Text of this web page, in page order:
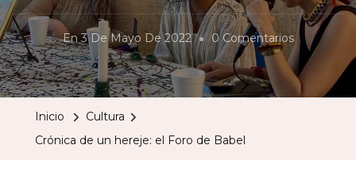
En 3 De Mayo De 2022 0 ComentariosEn
Crónica
De
Inicio
Cultura
Crónica de un hereje: el Foro de Babel